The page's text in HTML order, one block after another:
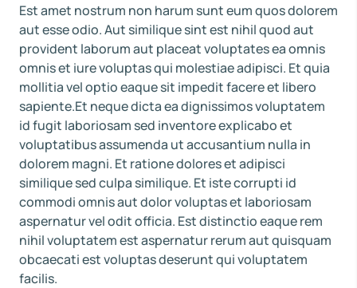
Est amet nostrum non harum sunt eum quos dolorem
aut esse odio. Aut similique sint est nihil quod aut
provident laborum aut placeat voluptates ea omnis
omnis et iure voluptas qui molestiae adipisci. Et quia
mollitia vel optio eaque sit impedit facere et libero
sapiente.Et neque dicta ea dignissimos voluptatem
id fugit laboriosam sed inventore explicabo et
voluptatibus assumenda ut accusantium nulla in
dolorem magni. Et ratione dolores et adipisci
similique sed culpa similique. Et iste corrupti id
commodi omnis aut dolor voluptas et laboriosam
aspernatur vel odit officia. Est distinctio eaque rem
nihil voluptatem est aspernatur rerum aut quisquam
obcaecati est voluptas deserunt qui voluptatem
facilis.